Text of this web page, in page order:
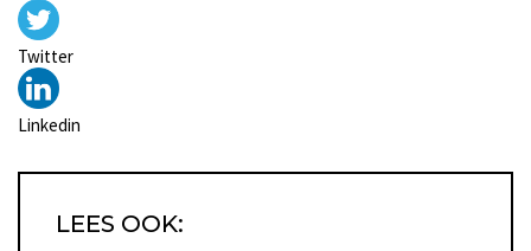
Twitter
Linkedin
LEES OOK: